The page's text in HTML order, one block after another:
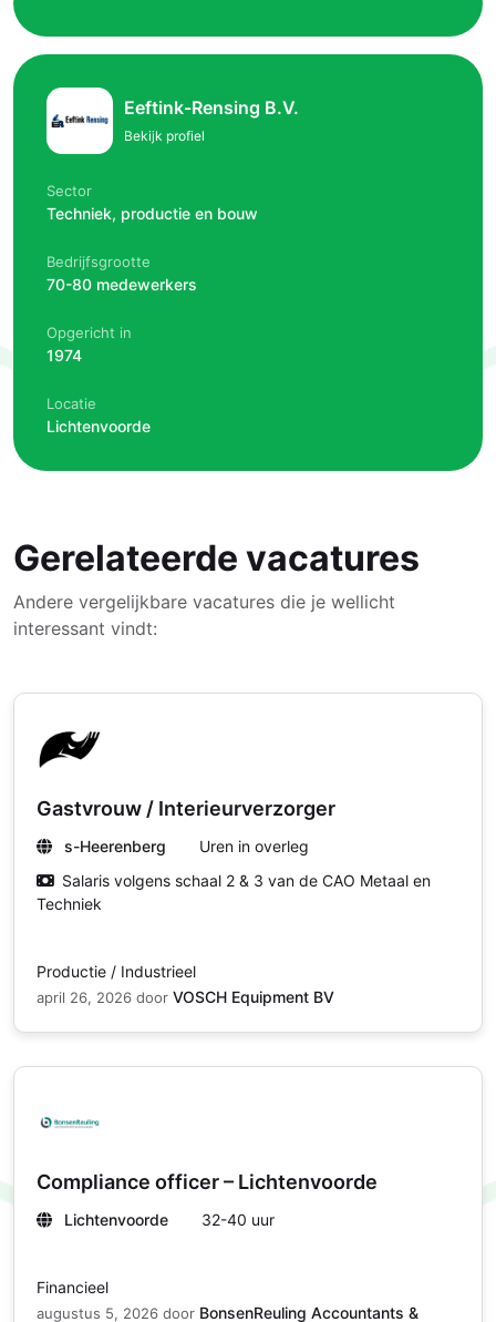
Eeftink-Rensing B.V.
Bekijk profiel
Sector
Techniek, productie en bouw
Bedrijfsgrootte
70-80 medewerkers
Opgericht in
1974
Locatie
Lichtenvoorde
Gerelateerde vacatures
Andere vergelijkbare vacatures die je wellicht
interessant vindt:
Gastvrouw / Interieurverzorger
s-Heerenberg
Uren in overleg
Salaris volgens schaal 2 & 3 van de CAO Metaal en
Techniek
Productie / Industrieel
april 26, 2026 door VOSCH Equipment BV
Compliance officer – Lichtenvoorde
Lichtenvoorde 32-40 uur
Financieel
augustus 5, 2026 door BonsenReuling Accountants &